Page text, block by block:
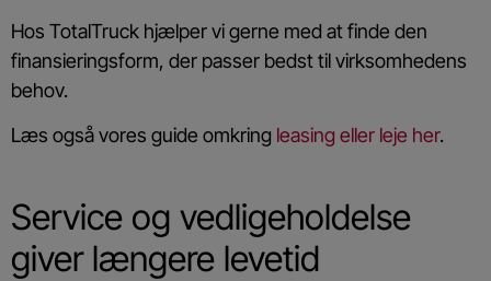
Hos TotalTruck hjælper vi gerne med at finde den
finansieringsform, der passer bedst til virksomhedens
behov.
Læs også vores guide omkring leasing eller leje her.
Service og vedligeholdelse
giver længere levetid